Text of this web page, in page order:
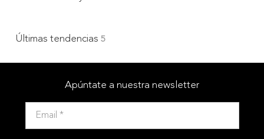
Últimas tendencias 5
Apúntate a nuestra newsletter